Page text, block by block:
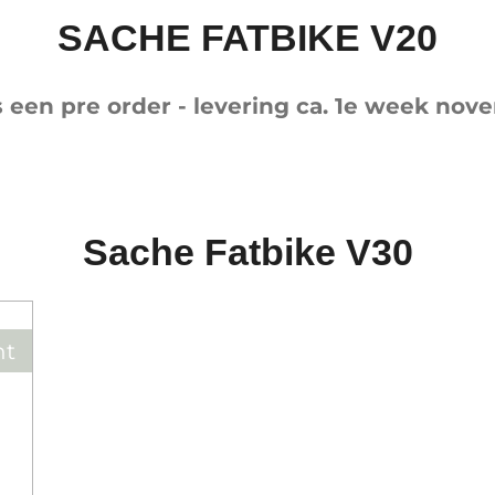
SACHE FATBIKE V20
een pre order - levering ca. 1e week
Sache Fatbike V30